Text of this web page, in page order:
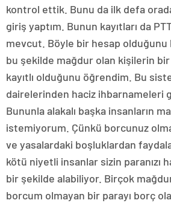
kontrol ettik. Bunu da ilk defa
giriş yaptım. Bunun kayıtları da
mevcut. Böyle bir hesap
bu şekilde mağdur olan kişilerin
kayıtlı olduğunu öğrendim. Bu
dairelerinden haciz ihbarnameleri
Bununla alakalı başka insanların
istemiyorum. Çünkü borcunuz
ve yasalardaki boşluklardan
kötü niyetli insanlar sizin paranızı
bir şekilde alabiliyor. Birçok
borcum olmayan bir parayı borç